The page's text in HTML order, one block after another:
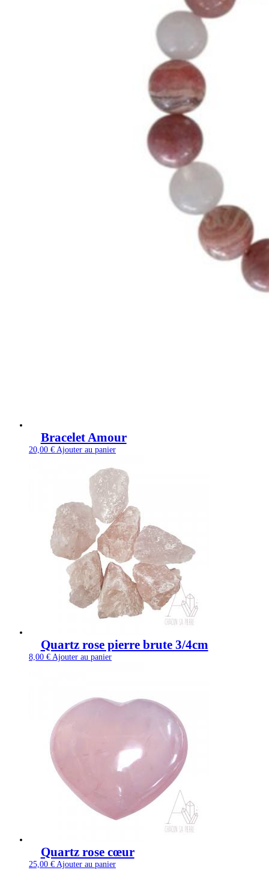
Bracelet Amour
20,00 € Ajouter au panier
Quartz rose pierre brute 3/4cm
8,00 € Ajouter au panier
Quartz rose cœur
25,00 € Ajouter au panier